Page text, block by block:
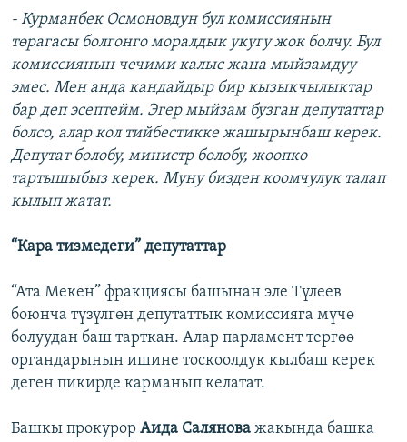
- Курманбек Осмоновдун бул комиссиянын
төрагасы болгонго моралдык укугу жок болчу. Бул
комиссиянын чечими калыс жана мыйзамдуу
эмес. Мен анда кандайдыр бир кызыкчылыктар
бар деп эсептейм. Эгер мыйзам бузган депутаттар
болсо, алар кол тийбестикке жашырынбаш керек.
Депутат болобу, министр болобу, жоопко
тартышыбыз керек. Муну бизден коомчулук талап
кылып жатат.
“Кара тизмедеги” депутаттар
“Ата Мекен” фракциясы башынан эле Түлеев
боюнча түзүлгөн депутаттык комиссияга мүчө
болуудан баш тарткан. Алар парламент тергөө
органдарынын ишине тоскоолдук кылбаш керек
деген пикирде карманып келатат.
Башкы прокурор Аида Салянова жакында башка